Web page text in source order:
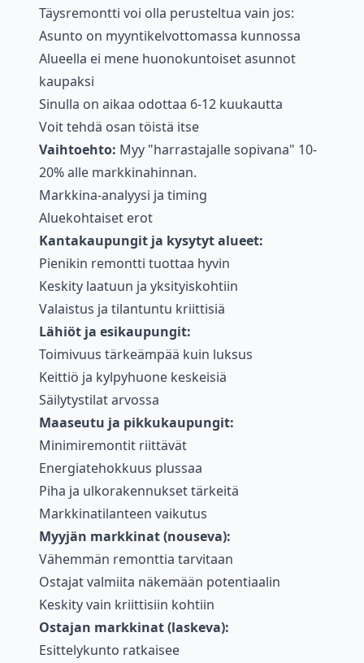
Täysremontti voi olla perusteltua vain jos:
Asunto on myyntikelvottomassa kunnossa
Alueella ei mene huonokuntoiset asunnot
kaupaksi
Sinulla on aikaa odottaa 6-12 kuukautta
Voit tehdä osan töistä itse
Vaihtoehto: Myy "harrastajalle sopivana" 10-
20% alle markkinahinnan.
Markkina-analyysi ja timing
Aluekohtaiset erot
Kantakaupungit ja kysytyt alueet:
Pienikin remontti tuottaa hyvin
Keskity laatuun ja yksityiskohtiin
Valaistus ja tilantuntu kriittisiä
Lähiöt ja esikaupungit:
Toimivuus tärkeämpää kuin luksus
Keittiö ja kylpyhuone keskeisiä
Säilytystilat arvossa
Maaseutu ja pikkukaupungit:
Minimiremontit riittävät
Energiatehokkuus plussaa
Piha ja ulkorakennukset tärkeitä
Markkinatilanteen vaikutus
Myyjän markkinat (nouseva):
Vähemmän remonttia tarvitaan
Ostajat valmiita näkemään potentiaalin
Keskity vain kriittisiin kohtiin
Ostajan markkinat (laskeva):
Esittelykunto ratkaisee